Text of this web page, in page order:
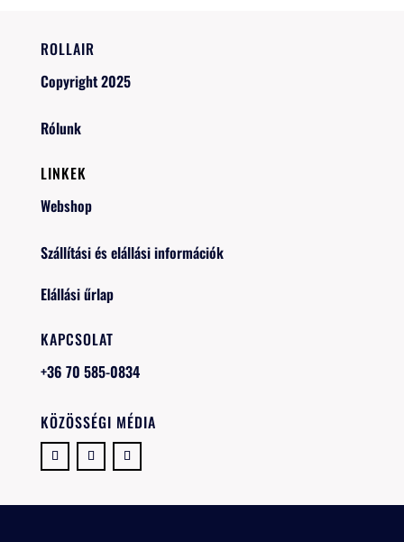
ROLLAIR
Copyright 2025
Rólunk
LINKEK
Webshop
Szállítási és elállási információk
Elállási űrlap
KAPCSOLAT
+36 70 585-0834
KÖZÖSSÉGI MÉDIA